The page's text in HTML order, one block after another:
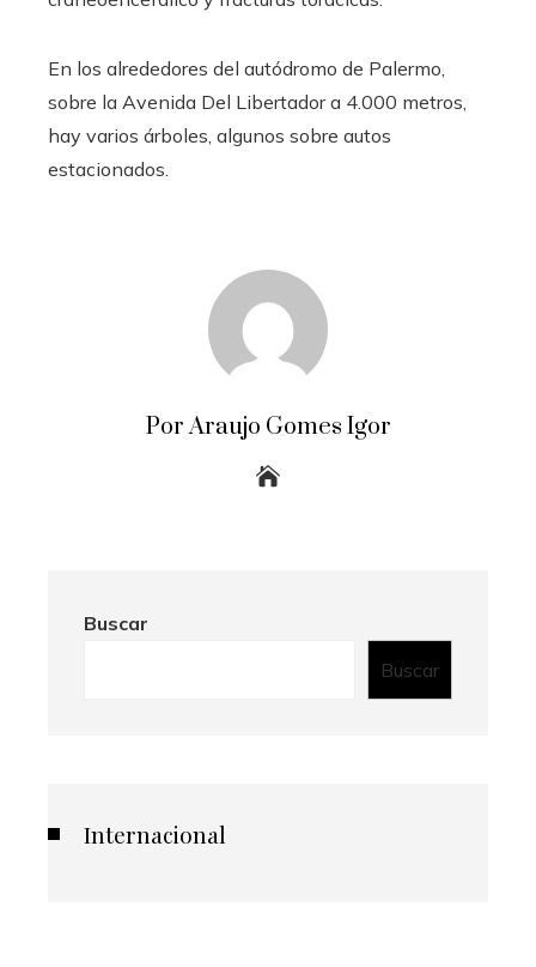
En los alrededores del autódromo de Palermo,
sobre la Avenida Del Libertador a 4.000 metros,
hay varios árboles, algunos sobre autos
estacionados.
Por Araujo Gomes Igor
Buscar
Buscar
Internacional